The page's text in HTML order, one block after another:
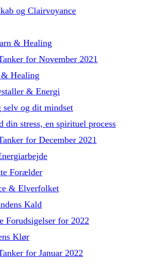
og Clairvoyance
& Healing
for November 2021
Healing
& Energi
selv og dit mindset
din stress, en spirituel process
for December 2021
Forælder
& Elverfolket
Kald
Forudsigelser for 2022
Klør
for Januar 2022